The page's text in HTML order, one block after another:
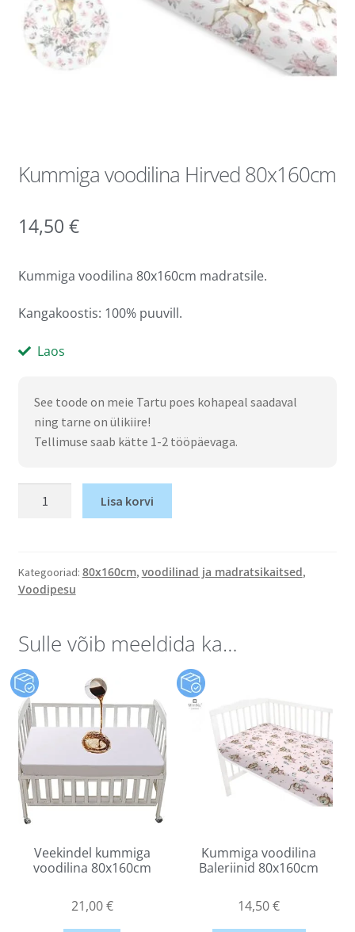
Kummiga voodilina Hirved 80x160cm
14,50 €
Kummiga voodilina 80x160cm madratsile.
Kangakoostis: 100% puuvill.
Laos
See toode on meie Tartu poes kohapeal saadaval
ning tarne on ülikiire!
Tellimuse saab kätte 1-2 tööpäevaga.
Lisa korvi
Kategooriad: 80x160cm, voodilinad ja madratsikaitsed,
Voodipesu
Sulle võib meeldida ka…
Veekindel kummiga
voodilina 80x160cm
21,00€
Kummiga voodilina
Baleriinid 80x160cm
14,50€